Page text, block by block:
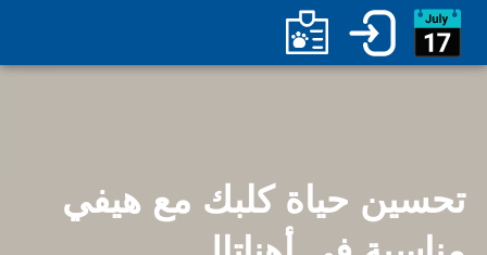
تحسين حياة كلبك مع هيفي